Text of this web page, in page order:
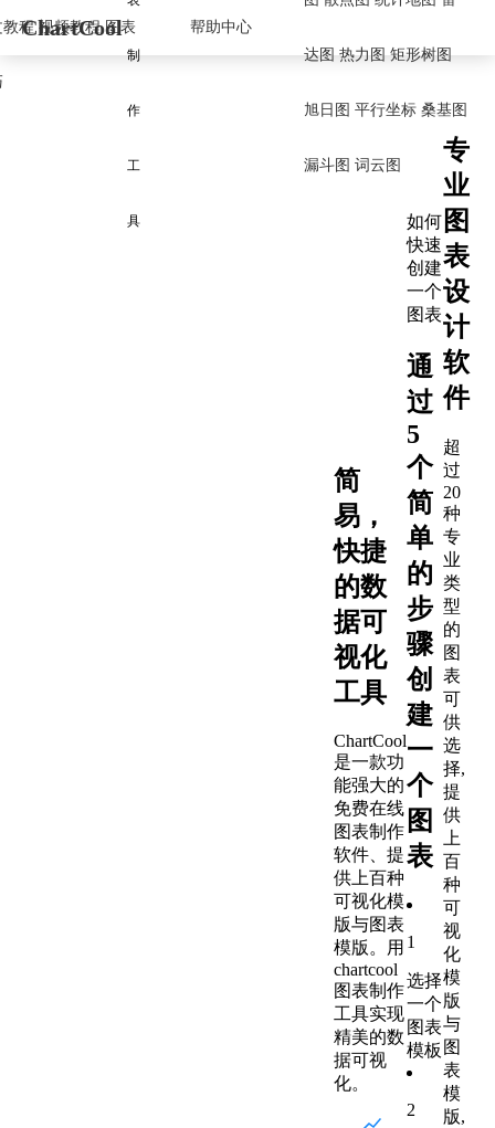
ChartCool
制
作
工
具
教程 视频教程 图表 帮助中心
达图 热力图 矩形树图
旭日图 平行坐标 桑基图
漏斗图 词云图
简
易，
快捷
的数
据可
视化
工具
ChartCool
是一款功
能强大的
免费在线
图表制作
软件、提
供上百种
可视化模
版与图表
模版。用
chartcool
图表制作
工具实现
精美的数
据可视
化。
如何
快速
创建
一个
图表
通
过
5
个
简
单
的
步
骤
创
建
一
个
图
表
1
选择
一个
图表
模板
2
专
业
图
表
设
计
软
件
超
过
20
种
专
业
类
型
的
图
表
可
供
选
择,
提
供
上
百
种
可
视
化
模
版
与
图
表
模
版,